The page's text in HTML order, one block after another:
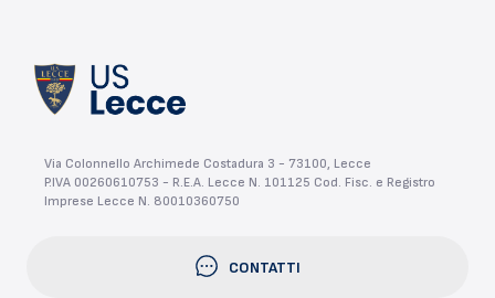
Via Colonnello Archimede Costadura 3 - 73100, Lecce
P.IVA 00260610753 - R.E.A. Lecce N. 101125 Cod. Fisc. e Registro
Imprese Lecce N. 80010360750
CONTATTI